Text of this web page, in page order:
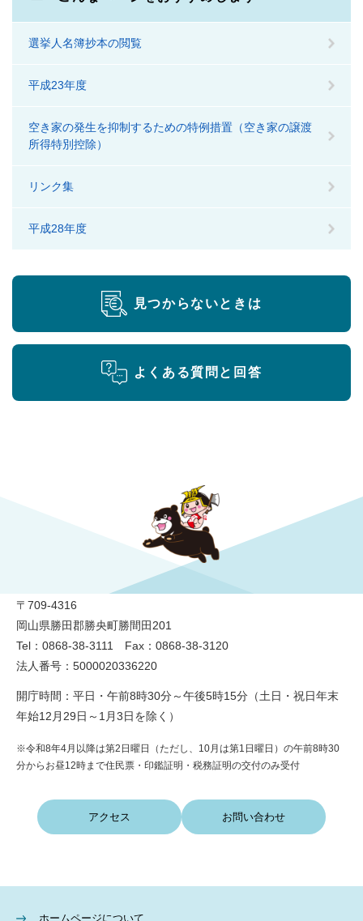
選挙人名簿抄本の閲覧
平成23年度
空き家の発生を抑制するための特例措置（空き家の譲渡
所得特別控除）
リンク集
平成28年度
見つからないときは
よくある質問と回答
〒709-4316
岡山県勝田郡勝央町勝間田201
Tel：0868-38-3111 Fax：0868-38-3120
法人番号：5000020336220
開庁時間：平日・午前8時30分～午後5時15分（土日・祝日年末
年始12月29日～1月3日を除く）
※令和8年4月以降は第2日曜日（ただし、10月は第1日曜日）の午前8時30
分からお昼12時まで住民票・印鑑証明・税務証明の交付のみ受付
アクセス お問い合わせ
ホームページについて